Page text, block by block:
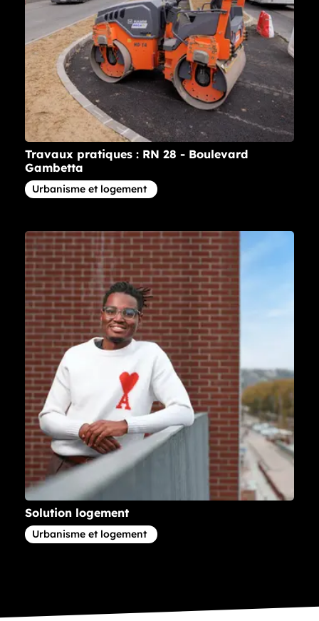
Travaux pratiques : RN 28 - Boulevard
Gambetta
Article concernant la thématique
Urbanisme et logement
Solution logement
Article concernant la thématique
Urbanisme et logement